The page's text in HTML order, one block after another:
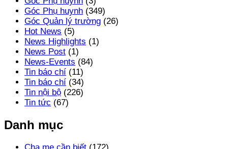
Góc Phụ huynh (349)
Góc Quản lý trường (26)
Hot News (5)
News Highlights (1)
News Post (1)
News-Events (84)
Tin báo chí (11)
Tin báo chí (34)
Tin nội bộ (226)
Tin tức (67)
Danh mục